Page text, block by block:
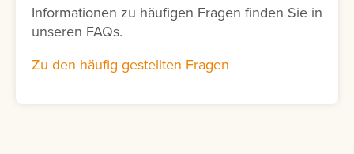
Informationen zu häufigen Fragen finden Sie in
unseren FAQs.
Zu den häufig gestellten Fragen